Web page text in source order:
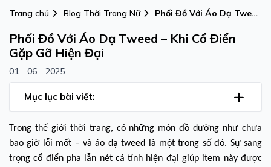
Trang chủ Blog Thời Trang Nữ
Phối Đồ Với Áo Dạ Tweed
Hiện Đại
Phối Đồ Với Áo Dạ Tweed – Khi Cổ Điển
Gặp Gỡ Hiện Đại
01 - 06 - 2025
Mục lục bài viết:
Trong thế giới thời trang, có những món đồ dường như chưa
bao giờ lỗi mốt – và áo dạ tweed là một trong số đó. Sự sang
trọng cổ điển pha lẫn nét cá tính hiện đại giúp item này được